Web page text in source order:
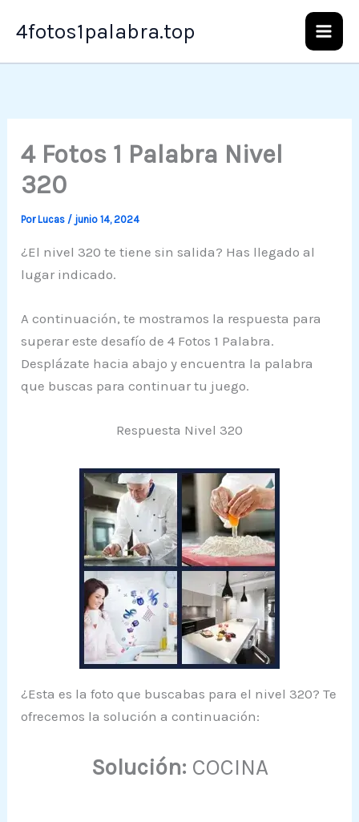
4fotos1palabra.top
4 Fotos 1 Palabra Nivel
320
PorLucas / junio 14, 2024
¿El nivel 320 te tiene sin salida? Has llegado al
lugar indicado.
A continuación, te mostramos la respuesta para
superar este desafío de 4 Fotos 1 Palabra.
Desplázate hacia abajo y encuentra la palabra
que buscas para continuar tu juego.
Respuesta Nivel 320
¿Esta es la foto que buscabas para el nivel 320? Te
ofrecemos la solución a continuación:
Solución: COCINA